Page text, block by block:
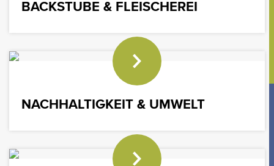
BACKSTUBE & FLEISCHEREI
NACHHALTIGKEIT & UMWELT